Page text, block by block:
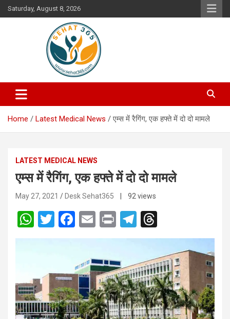
Skip
to
Saturday, August 8, 2026
Sehat365
Your's Complete Health Guide
Home Latest Medical News एम्स में रैगिंग, एक हफ्ते में दो दो मामले
LATEST MEDICAL NEWS
एम्स में रैगिंग, एक हफ्ते में दो दो मामले
May 27, 2021 Desk Sehat365 | 92 views
W
h
A
p
T
wi
er
F
a
b
o
o
E
m
Pr
in
T
el
gr
a
m
hr
e
a
d
s